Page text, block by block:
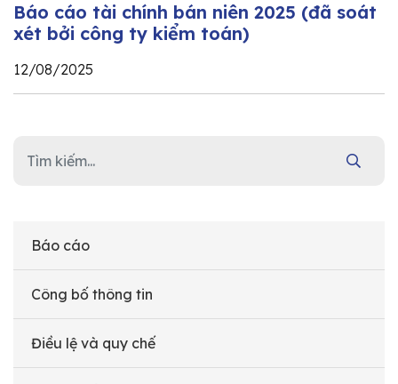
Báo cáo
Công bố thông tin
Điều lệ và quy chế
Báo cáo tài chính bán niên 2025 (đã soát
xét bởi công ty kiểm toán)
12/08/2025